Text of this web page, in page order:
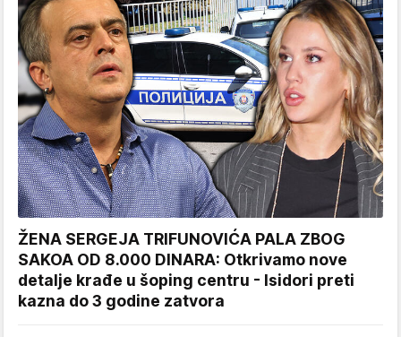
ŽENA SERGEJA TRIFUNOVIĆA PALA ZBOG
SAKOA OD 8.000 DINARA: Otkrivamo nove
detalje krađe u šoping centru - Isidori preti
kazna do 3 godine zatvora